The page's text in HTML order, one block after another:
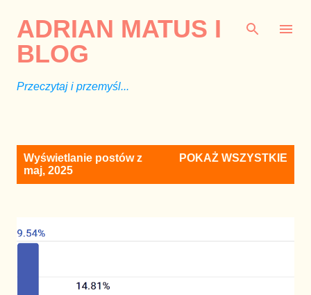
ADRIAN MATUS I
BLOG
Przeczytaj i przemyśl...
Wyświetlanie postów z
maj, 2025
POKAŻ WSZYSTKIE